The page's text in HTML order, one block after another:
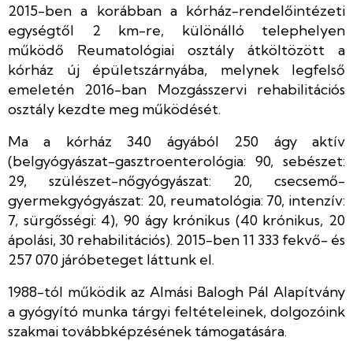
2015-ben a korábban a kórház-rendelőintézeti
egységtől 2 km-re, különálló telephelyen
működő Reumatológiai osztály átköltözött a
kórház új épületszárnyába, melynek legfelső
emeletén 2016-ban Mozgásszervi rehabilitációs
osztály kezdte meg működését.
Ma a kórház 340 ágyából 250 ágy aktív
(belgyógyászat-gasztroenterológia: 90, sebészet:
29, szülészet-nőgyógyászat: 20, csecsemő-
gyermekgyógyászat: 20, reumatológia: 70, intenzív:
7, sürgősségi: 4), 90 ágy krónikus (40 krónikus, 20
ápolási, 30 rehabilitációs). 2015-ben 11 333 fekvő- és
257 070 járóbeteget láttunk el.
1988-tól működik az Almási Balogh Pál Alapítvány
a gyógyító munka tárgyi feltételeinek, dolgozóink
szakmai továbbképzésének támogatására.